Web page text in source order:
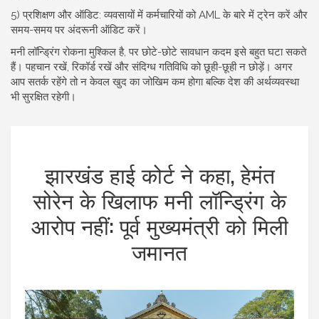
5) प्रशिक्षण और ऑडिट: व्यवसायों में कर्मचारियों को AML के बारे में ट्रेन करें और
समय-समय पर अंदरूनी ऑडिट करें।
मनी लॉन्ड्रिंग रोकना मुश्किल है, पर छोटे-छोटे सावधान कदम इसे बहुत घटा सकते
हैं। पहचान रखें, रिकॉर्ड रखें और संदिग्ध गतिविधि को छूही-छूही न छोड़ें। अगर
आप सतर्क रहेंगे तो न केवल खुद का जोखिम कम होगा बल्कि देश की अर्थव्यवस्था
भी सुरक्षित रहेगी।
झारखंड हाई कोर्ट ने कहा, हेमंत
सोरेन के खिलाफ मनी लॉन्ड्रिंग के
आरोप नहीं: पूर्व मुख्यमंत्री को मिली
जमानत